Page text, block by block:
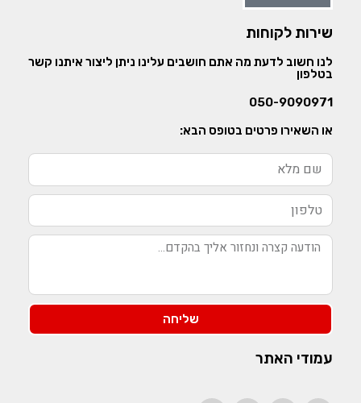
שירות לקוחות
לנו חשוב לדעת מה אתם חושבים עלינו ניתן ליצור איתנו קשר
בטלפון
050-9090971
או השאירו פרטים בטופס הבא:
שליחה
עמודי האתר